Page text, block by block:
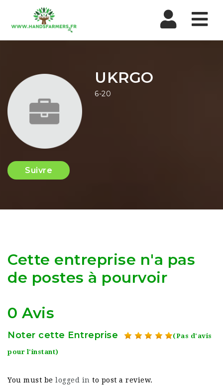
UKRGO
6-20
Suivre
Cette entreprise n'a pas
de postes à pourvoir
0 Avis
Noter cette Entreprise (Pas d'avis
pour l'instant)
You must be logged in to post a review.